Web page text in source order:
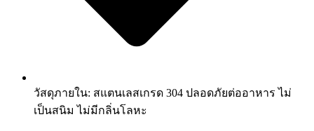
วัสดุภายใน: สแตนเลสเกรด 304 ปลอดภัยต่ออาหาร ไม่
เป็นสนิม ไม่มีกลิ่นโลหะ